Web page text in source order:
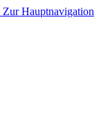
Zur Hauptnavigation